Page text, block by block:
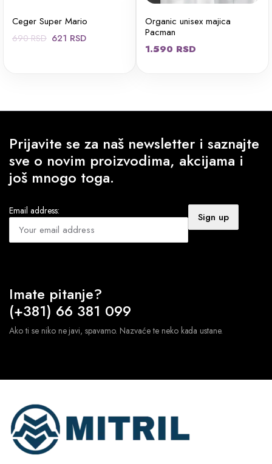
Ceger Super Mario
690RSD Originalna
621 RSDTrenutna
Organic unisex majica
Pacman
1.590 RSD
Prijavite se za naš newsletter i saznajte
sve o novim proizvodima, akcijama i
još mnogo toga.
Email address:
Imate pitanje?
(+381) 66 381 099
Ako ti se niko ne javi, spavamo. Nazvaće te neko kada ustane.